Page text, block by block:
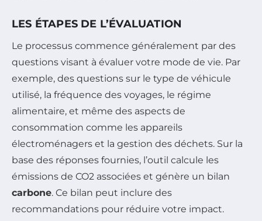
LES ÉTAPES DE L’ÉVALUATION
Le processus commence généralement par des
questions visant à évaluer votre mode de vie. Par
exemple, des questions sur le type de véhicule
utilisé, la fréquence des voyages, le régime
alimentaire, et même des aspects de
consommation comme les appareils
électroménagers et la gestion des déchets. Sur la
base des réponses fournies, l’outil calcule les
émissions de CO2 associées et génère un bilan
carbone. Ce bilan peut inclure des
recommandations pour réduire votre impact.